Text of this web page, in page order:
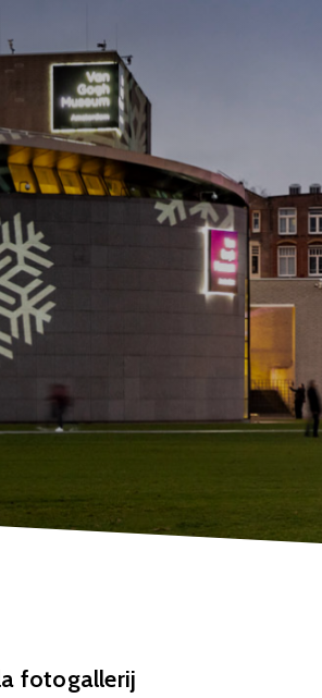
fotogallerij